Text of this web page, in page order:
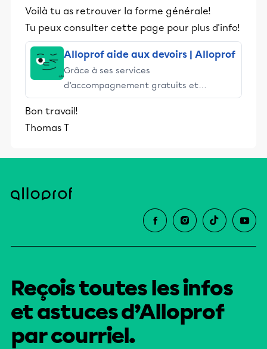
Voilà tu as retrouver la forme générale!
Tu peux consulter cette page pour plus d'info!
Alloprof aide aux devoirs | Alloprof
Grâce à ses services
d’accompagnement gratuits et
stimulants, Alloprof engage les élèves
et leurs parents dans la réussite
éducative.
Bon travail!
Thomas T
Reçois toutes les infos
et astuces d’Alloprof
par courriel.